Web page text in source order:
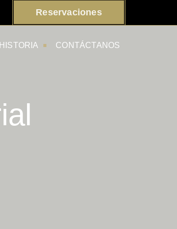
Reservaciones
CONTÁCTANOS